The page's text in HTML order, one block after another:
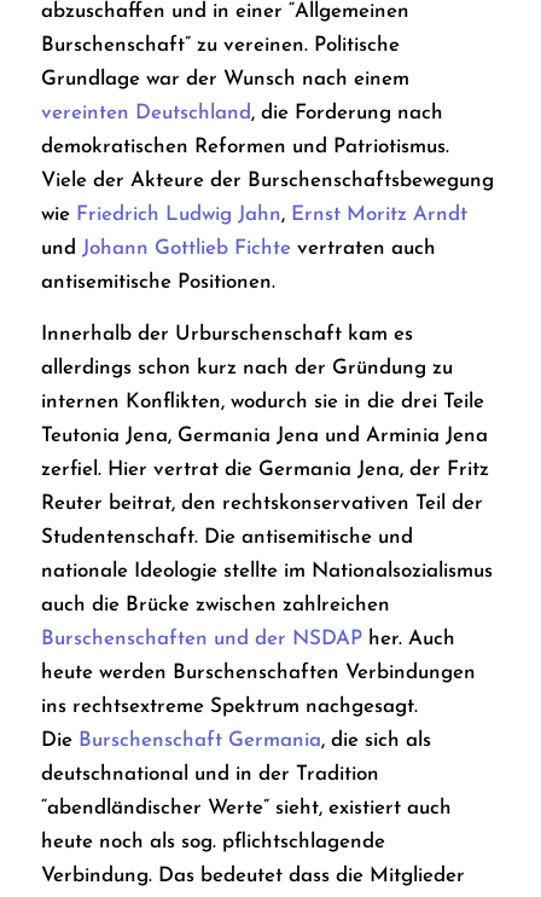
abzuschaffen und in einer “Allgemeinen
Burschenschaft” zu vereinen. Politische
Grundlage war der Wunsch nach einem
vereinten Deutschland , die Forderung nach
demokratischen Reformen und Patriotismus.
Viele der Akteure der Burschenschaftsbewegung
wie Friedrich Ludwig Jahn, Ernst Moritz Arndt
und Johann Gottlieb Fichtevertraten auch
antisemitische Positionen.
Innerhalb der Urburschenschaft kam es
allerdings schon kurz nach der Gründung zu
internen Konflikten, wodurch sie in die drei Teile
Teutonia Jena, Germania Jena und Arminia Jena
zerfiel. Hier vertrat die Germania Jena, der Fritz
Reuter beitrat, den rechtskonservativen Teil der
Studentenschaft. Die antisemitische und
nationale Ideologie stellte im Nationalsozialismus
auch die Brücke zwischen zahlreichen
Burschenschaften und der NSDAPher. Auch
heute werden Burschenschaften Verbindungen
ins rechtsextreme Spektrum nachgesagt.
Die Burschenschaft Germania, die sich als
deutschnational und in der Tradition
“abendländischer Werte” sieht, existiert auch
heute noch als sog. pflichtschlagende
Verbindung. Das bedeutet dass die Mitglieder